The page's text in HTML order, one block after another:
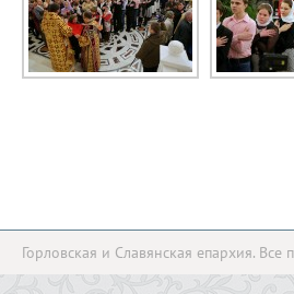
Горловская и Славянская епархия.